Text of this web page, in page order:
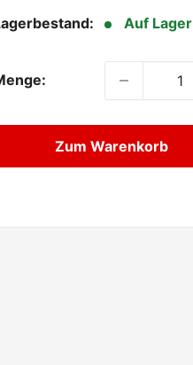
Auf Lager
Zum Warenkorb